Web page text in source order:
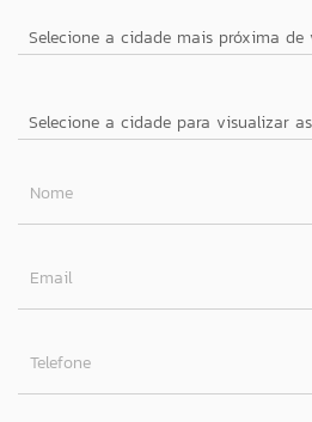
Nome
Email
Telefone